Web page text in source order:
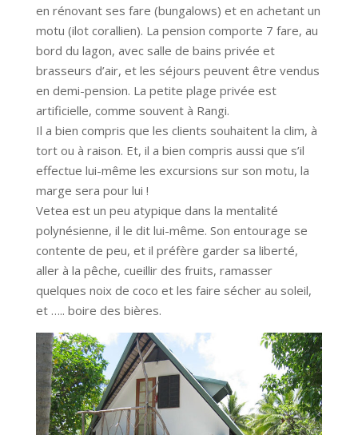
en rénovant ses fare (bungalows) et en achetant un
motu (ilot corallien). La pension comporte 7 fare, au
bord du lagon, avec salle de bains privée et
brasseurs d’air, et les séjours peuvent être vendus
en demi-pension. La petite plage privée est
artificielle, comme souvent à Rangi.
Il a bien compris que les clients souhaitent la clim, à
tort ou à raison. Et, il a bien compris aussi que s’il
effectue lui-même les excursions sur son motu, la
marge sera pour lui !
Vetea est un peu atypique dans la mentalité
polynésienne, il le dit lui-même. Son entourage se
contente de peu, et il préfère garder sa liberté,
aller à la pêche, cueillir des fruits, ramasser
quelques noix de coco et les faire sécher au soleil,
et ….. boire des bières.